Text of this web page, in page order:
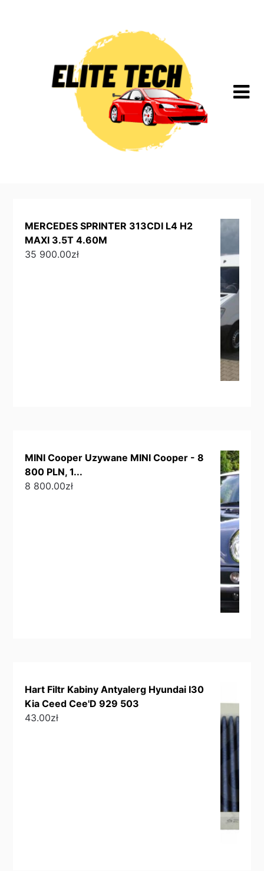
MERCEDES SPRINTER 313CDI L4 H2
MAXI 3.5T 4.60M
35 900.00zł
MINI Cooper Uzywane MINI Cooper - 8
800 PLN, 1...
8 800.00zł
Hart Filtr Kabiny Antyalerg Hyundai I30
Kia Ceed Cee'D 929 503
43.00zł